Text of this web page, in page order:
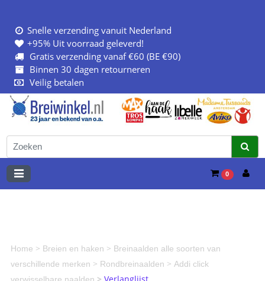
Snelle verzending vanuit Nederland
+95% Uit voorraad geleverd!
Gratis verzending vanaf €60 (BE €90)
Binnen 30 dagen retourneren
Veilig betalen
0
Home > Breien en haken > Breinaalden alle soorten van
verschillende merken > Rondbreinaalden >Addi click